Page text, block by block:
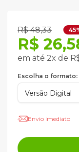
R$ 48,33
R$
em até 2x de
Escolha o formato:
Envio imediato